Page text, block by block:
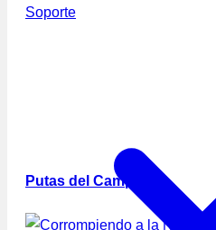
Soporte
Putas del Campo